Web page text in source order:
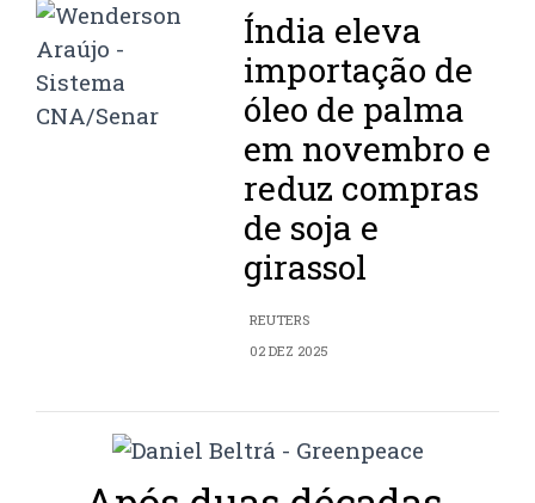
Índia eleva
importação de
óleo de palma
em novembro e
reduz compras
de soja e
girassol
REUTERS
02 DEZ 2025